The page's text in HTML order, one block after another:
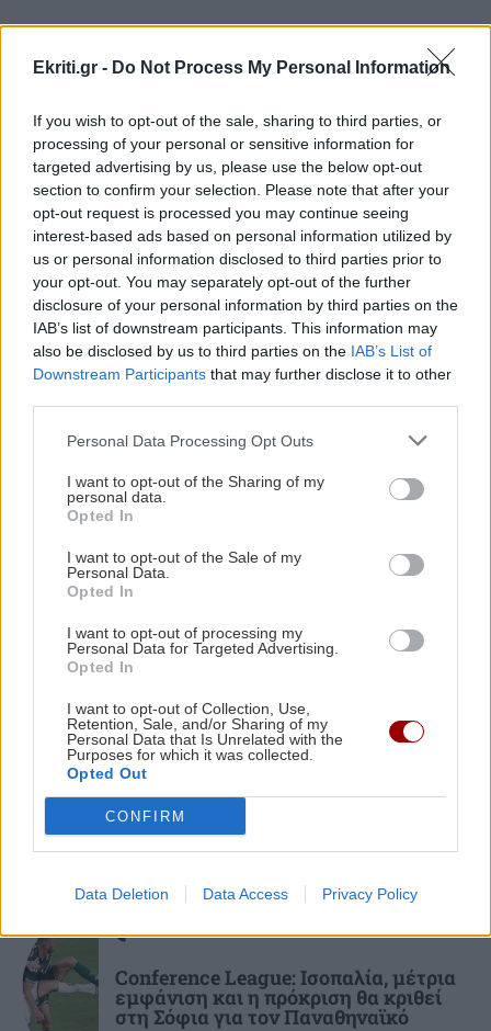
Ekriti.gr - Do Not Process My Personal Information
If you wish to opt-out of the sale, sharing to third parties, or
processing of your personal or sensitive information for
targeted advertising by us, please use the below opt-out
section to confirm your selection. Please note that after your
opt-out request is processed you may continue seeing
interest-based ads based on personal information utilized by
us or personal information disclosed to third parties prior to
your opt-out. You may separately opt-out of the further
disclosure of your personal information by third parties on the
IAB’s list of downstream participants. This information may
also be disclosed by us to third parties on the IAB’s List of
Downstream Participants that may further disclose it to other
Personal Data Processing Opt Outs
I want to opt-out of the Sharing of my
personal data.
Opted In
I want to opt-out of the Sale of my
Personal Data.
Opted In
I want to opt-out of processing my
Personal Data for Targeted Advertising.
Opted In
I want to opt-out of Collection, Use,
Retention, Sale, and/or Sharing of my
Personal Data that Is Unrelated with the
Purposes for which it was collected.
Opted Out
CONFIRM
Data Deletion Data Access Privacy Policy
23:25
ΑΘΛΗΤΙΚΑ
προσοχή στο Σούπερ Καπ με ΑΕΚ
23:00
GOSSIP - LIFESTYLE
Μισέλ Φάιφερ: Στα 68 της αποκαλύπτει γιατί
δεν θέλει να πρωταγωνιστήσει ποτέ ξανά σε
ταινία
22:57
ΑΥΤΟΔΙΟΙΚΗΣΗ
Συνάντηση του Περιφερειάρχη Κρήτης με τον
22:46
ΟΙΚΟΝΟΜΙΑ
Εξωδικαστικός Μηχανισμός: Πάνω από 20 δισ.
Μικροσκοπικές δίνες ανακαλύφθηκαν για
πρώτη φορά στην επιφάνεια του Ήλιου
22:22
ΑΠΟΨΕΙΣ
Ο ναός του Σωτήρος Χριστού στο χωριό μου το
Φουρνοφάραγγο. Της Μαρίας Καραταράκη*
ΠΕΡΙΣΣΟΤΕΡΑ
ΚΟΣΜΟΣ
Τραγωδία στη Βόρεια Καρολίνα: Τρεις
νεκροί από ενδοοικογενειακούς
πυροβολισμούς – Ανάμεσά τους και ο
δράστης
Μεγάλη φωτιά στο Καρύδι Σητείας:
Πυροσβεστικής με επίγειες και
εναέριες δυνάμεις
ΣΧΕΣΕΙΣ ΚΑΙ SEX
Πώς τερματίζονται οι σχέσεις με
αξιοπρέπεια
ΑΘΛΗΤΙΚΑ
Conference League: Ισοπαλία, μέτρια
εμφάνιση και η πρόκριση θα κριθεί
στη Σόφια για τον Παναθηναϊκό